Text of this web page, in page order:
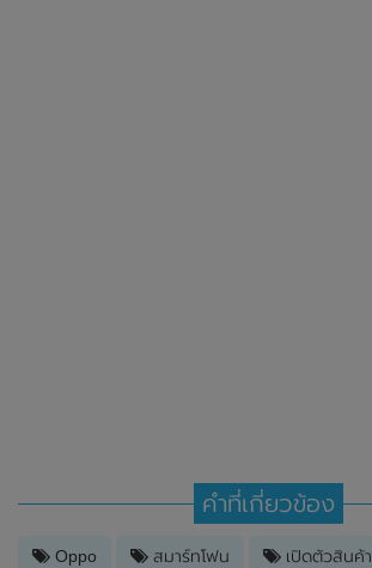
คำที่เกี่ยวข้อง
Oppo สมาร์ทโฟน เปิดตัวสินค้า